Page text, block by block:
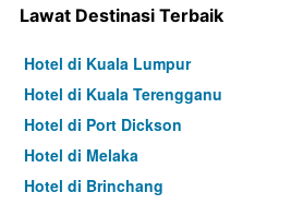
Lawat Destinasi Terbaik
Hotel di Kuala Lumpur
Hotel di Kuala Terengganu
Hotel di Port Dickson
Hotel di Melaka
Hotel di Brinchang